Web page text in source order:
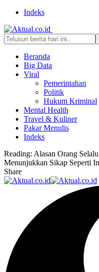
Indeks
Beranda
Big Data
Viral
Pemerintahan
Politik
Hukum Kriminal
Mental Health
Travel & Kuliner
Pakar Menulis
Indeks
Reading: Alasan Orang
Menunjukkan Sikap Seperti
Share